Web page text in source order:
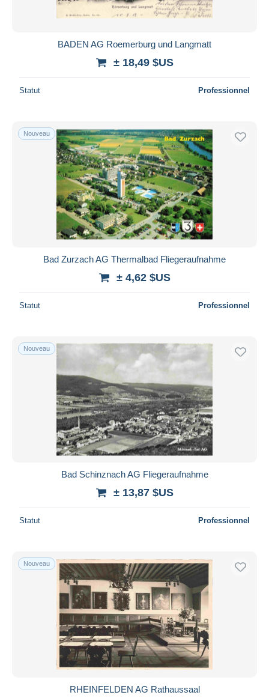
BADEN AG Roemerburg und Langmatt
± 18,49 $US
Statut Professionnel
Nouveau
Bad Zurzach AG Thermalbad Fliegeraufnahme
± 4,62 $US
Statut Professionnel
Nouveau
Bad Schinznach AG Fliegeraufnahme
± 13,87 $US
Statut Professionnel
Nouveau
RHEINFELDEN AG Rathaussaal